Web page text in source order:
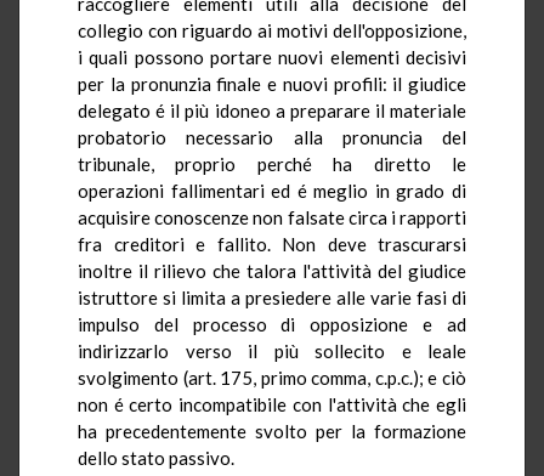
collegio con riguardo ai motivi dell'opposizione,
i quali possono portare nuovi elementi decisivi
per la pronunzia finale e nuovi profili: il giudice
delegato é il più idoneo a preparare il materiale
probatorio necessario alla pronuncia del
tribunale, proprio perché ha diretto le
operazioni fallimentari ed é meglio in grado di
acquisire conoscenze non falsate circa i rapporti
fra creditori e fallito. Non deve trascurarsi
inoltre il rilievo che talora l'attività del giudice
istruttore si limita a presiedere alle varie fasi di
impulso del processo di opposizione e ad
indirizzarlo verso il più sollecito e leale
svolgimento (art. 175, primo comma, c.p.c.); e ciò
non é certo incompatibile con l'attività che egli
ha precedentemente svolto per la formazione
dello stato passivo.